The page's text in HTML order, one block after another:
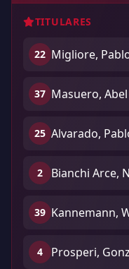
TITULARES
22 Migliore,
37 Masuero, Abel
25 Alvarado,
2 Bianchi Arce,
39 Kannemann,
4 Prosperi,